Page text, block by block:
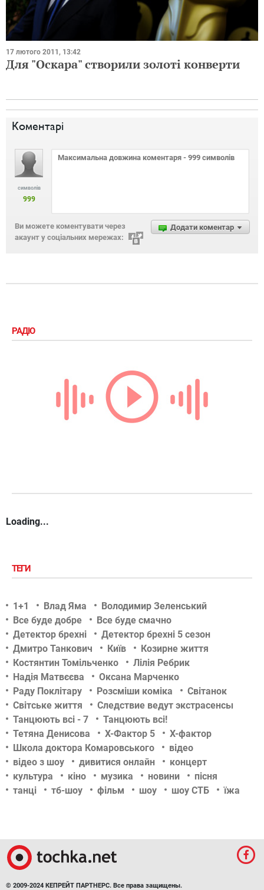
17 лютого 2011, 13:42
Для "Оскара" створили золоті конверти
Коментарі
символів
999
Додати коментар
Ви можете коментувати через
акаунт у соціальних мережах:
РАДІО
Loading...
ТЕГИ
1+1 Влад Яма
Володимир Зеленський
Все буде добре
Все буде смачно
Детектор брехні
Детектор брехні 5 сезон
Дмитро Танкович
Київ
Козирне життя
Костянтин Томільченко
Лілія Ребрик
Надія Матвєєва
Оксана Марченко
Раду Поклітару
Розсміши коміка
Світанок
Світське життя
Следствие ведут экстрасенсы
Танцюють всі - 7
Танцюють всі!
Тетяна Денисова
Х-Фактор 5
Х-фактор
Школа доктора Комаровського
відео
відео з шоу
дивитися онлайн
концерт
культура
кіно музика новини
пісня
танці
тб-шоу фільм шоу шоу СТБ їжа
© 2009-2024 КЕПРЕЙТ ПАРТНЕРС. Все права защищены.